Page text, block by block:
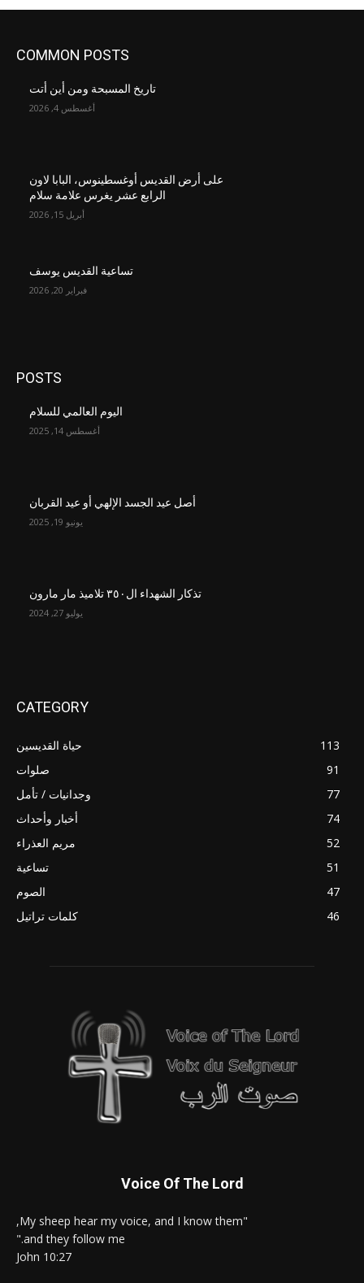
COMMON POSTS
تاريخ المسبحة ومن أين أتت
أغسطس 4, 2026
على أرض القديس أوغسطينوس، البابا لاون
الرابع عشر يغرس علامة سلام
أبريل 15, 2026
تساعية القديس يوسف
فبراير 20, 2026
POSTS
اليوم العالمي للسلام
أغسطس 14, 2025
أصل عيد الجسد الإلهي أو عيد القربان
يونيو 19, 2025
تذكار الشهداء ال٣٥٠ تلاميذ مار مارون
يوليو 27, 2024
CATEGORY
حياة القديسين
113
صلوات
91
وجدانيات / تأمل
77
أخبار وأحداث
74
مريم العذراء
52
تساعية
51
الصوم
47
كلمات تراتيل
46
Voice Of The Lord
"My sheep hear my voice, and I know them,
and they follow me."
John 10:27